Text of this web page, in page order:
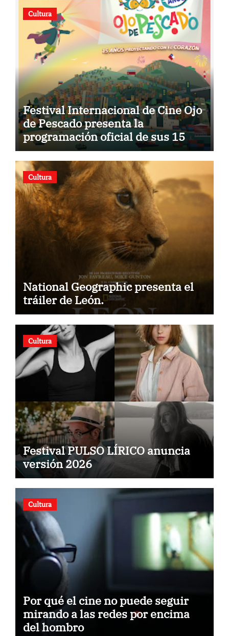
Cultura
Festival Internacional de Cine Ojo
de Pescado presenta la
programación oficial de sus 15
años
Cultura
National Geographic presenta el
tráiler de León.
Cultura
Festival PULSO LÍRICO anuncia
versión 2026
Cultura
Por qué el cine no puede seguir
mirando a las redes por encima
del hombro